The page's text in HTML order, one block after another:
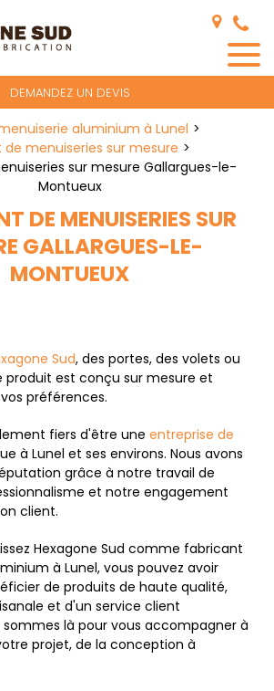
DEMANDEZ UN DEVIS
aluminium à Lunel
menuiseries sur mesure
sur mesure Gallargues-le-
Montueux
DE MENUISERIES SUR
GALLARGUES-LE-
MONTUEUX
Sud, des portes, des volets ou
produit est conçu sur mesure et
préférences.
fiers d'être une entreprise de
à Lunel et ses environs. Nous avons
grâce à notre travail de
et notre engagement
client.
Hexagone Sud comme fabricant
à Lunel, vous pouvez avoir
de produits de haute qualité,
et d'un service client
sommes là pour vous accompagner à
projet, de la conception à